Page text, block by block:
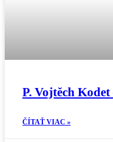
P. Vojtěch
ČÍTAŤ VIAC »